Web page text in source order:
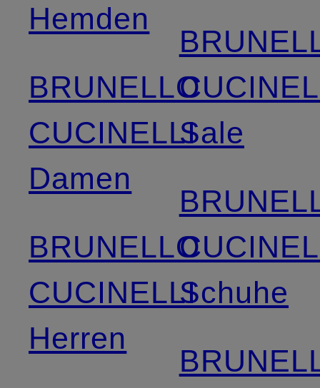
Hemden
BRUNELLO
CUCINELLI
Damen
BRUNELLO
CUCINELLI
Herren
Sale
Schuhe